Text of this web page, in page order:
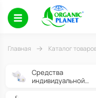
Главная Каталог
Средства
индивидуальной